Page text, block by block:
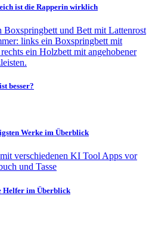
ist die Rapperin wirklich
besser?
Werke im Überblick
Helfer im Überblick